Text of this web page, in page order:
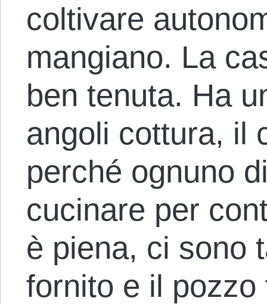
coltivare
mangiano. La
ben tenuta. Ha
angoli cottura, il
perché ognuno
cucinare per
è piena, ci sono
fornito e il